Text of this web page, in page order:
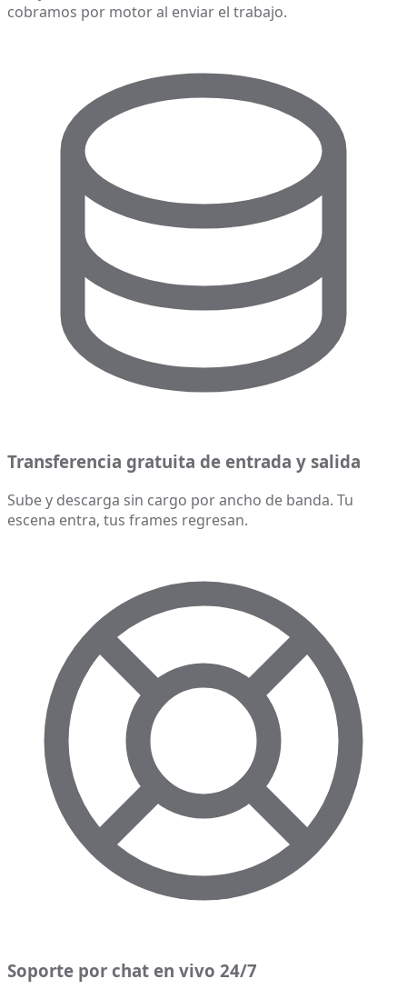
cobramos por motor al enviar el trabajo.
Transferencia gratuita de entrada y salida
Sube y descarga sin cargo por ancho de banda. Tu
escena entra, tus frames regresan.
Soporte por chat en vivo 24/7